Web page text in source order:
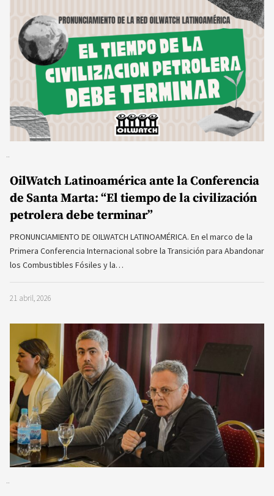
OilWatch Latinoamérica ante la Conferencia
de Santa Marta: “El tiempo de la civilización
petrolera debe terminar”
PRONUNCIAMIENTO DE OILWATCH LATINOAMÉRICA. En el marco de la
Primera Conferencia Internacional sobre la Transición para Abandonar
los Combustibles Fósiles y la…
21 abril, 2026